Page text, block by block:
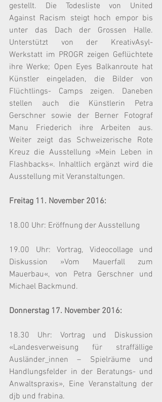
gestellt. Die Todesliste von United
Against Racism steigt hoch empor bis
unter das Dach der Grossen Halle.
Unterstützt von der KreativAsyl-
Werkstatt im PROGR zeigen Geflüchtete
ihre Werke; Open Eyes Balkanroute hat
Künstler eingeladen, die Bilder von
Flüchtlings- Camps zeigen. Daneben
stellen auch die Künstlerin Petra
Gerschner sowie der Berner Fotograf
Manu Friederich ihre Arbeiten aus.
Weiter zeigt das Schweizerische Rote
Kreuz die Ausstellung »Mein Leben in
Flashbacks«. Inhaltlich ergänzt wird die
Ausstellung mit Veranstaltungen.
Freitag 11. November 2016:
18.00 Uhr: Eröffnung der Ausstellung
19.00 Uhr: Vortrag, Videocollage und
Diskussion »Vom Mauerfall zum
Mauerbau«, von Petra Gerschner und
Michael Backmund.
Donnerstag 17. November 2016:
18.30 Uhr: Vortrag und Diskussion
«Landesverweisung für straffällige
Ausländer_innen – Spielräume und
Handlungsfelder in der Beratungs- und
Anwaltspraxis», Eine Veranstaltung der
djb und frabina.